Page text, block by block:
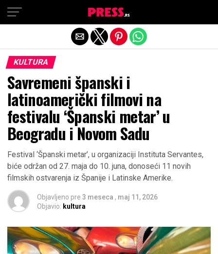
KULTURA
Savremeni španski i
latinoamerički filmovi na
festivalu ‘Španski metar’ u
Beogradu i Novom Sadu
Festival ‘Španski metar’, u organizaciji Instituta Servantes,
biće održan od 27. maja do 10. juna, donoseći 11 novih
filmskih ostvarenja iz Španije i Latinske Amerike.
Objavljeno pre 3 meseca , maj 11, 2026
Objavio: kultura
Exit mobile version